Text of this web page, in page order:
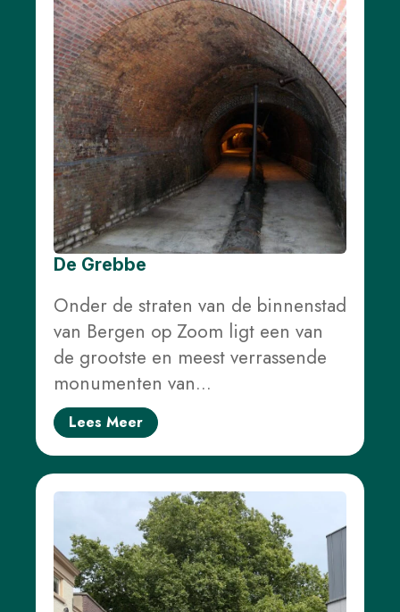
De Grebbe
Onder de straten van de binnenstad
van Bergen op Zoom ligt een van
de grootste en meest verrassende
monumenten van…
Lees Meer